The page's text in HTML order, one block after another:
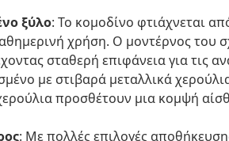
ξύλο: Το κομοδίνο φτιάχνεται
χρήση. Ο μοντέρνος του
σταθερή επιφάνεια για τις
με στιβαρά μεταλλικά
προσθέτουν μια κομψή
: Με πολλές επιλογές